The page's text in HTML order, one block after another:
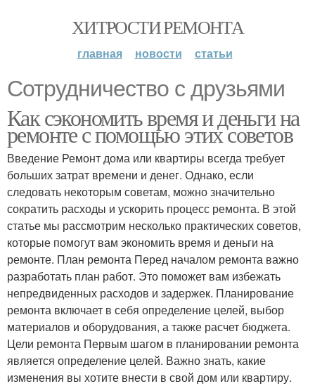
ХИТРОСТИ РЕМОНТА
главная новости статьи
Сотрудничество с друзьями
Как сэкономить время и деньги на
ремонте с помощью этих советов
Введение Ремонт дома или квартиры всегда требует
больших затрат времени и денег. Однако, если
следовать некоторым советам, можно значительно
сократить расходы и ускорить процесс ремонта. В этой
статье мы рассмотрим несколько практических советов,
которые помогут вам экономить время и деньги на
ремонте. План ремонта Перед началом ремонта важно
разработать план работ. Это поможет вам избежать
непредвиденных расходов и задержек. Планирование
ремонта включает в себя определение целей, выбор
материалов и оборудования, а также расчет бюджета.
Цели ремонта Первым шагом в планировании ремонта
является определение целей. Важно знать, какие
изменения вы хотите внести в свой дом или квартиру.